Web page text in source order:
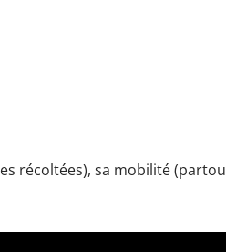
récoltées), sa mobilité